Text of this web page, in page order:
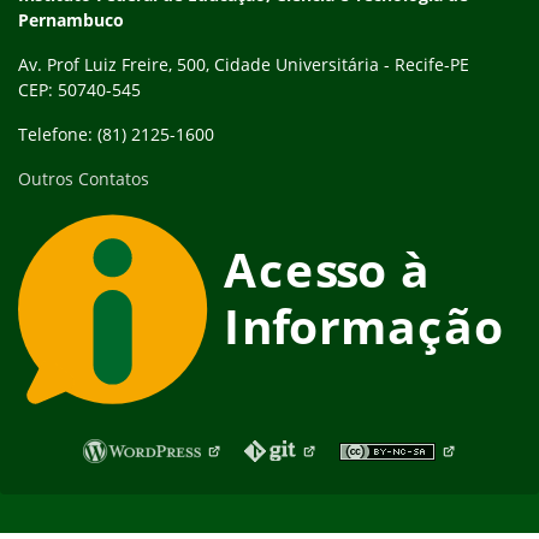
Pernambuco
Av. Prof Luiz Freire, 500, Cidade Universitária - Recife-PE
CEP: 50740-545
Telefone: (81) 2125-1600
Outros Contatos